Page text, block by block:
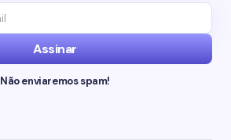
Assinar
Não enviaremos spam!